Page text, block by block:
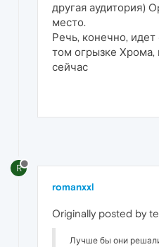
другая аудитория)
место.
Речь, конечно,
том огрызке Хрома,
сейчас
R
romanxxl
Originally posted by
Лучше бы они